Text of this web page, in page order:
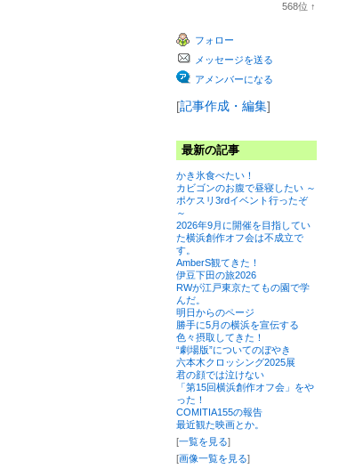
568位 ↑
フォロー
メッセージを送る
アメンバーになる
[記事作成・編集]
最新の記事
かき氷食べたい！
カビゴンのお腹で昼寝したい ～
ポケスリ3rdイベント行ったぞ
～
2026年9月に開催を目指してい
た横浜創作オフ会は不成立で
す。
AmberS観てきた！
伊豆下田の旅2026
RWが江戸東京たてもの園で学
んだ。
明日からのページ
勝手に5月の横浜を宣伝する
色々摂取してきた！
“劇場版”についてのぼやき
六本木クロッシング2025展
君の顔では泣けない
「第15回横浜創作オフ会」をや
った！
COMITIA155の報告
最近観た映画とか。
[一覧を見る]
[画像一覧を見る]